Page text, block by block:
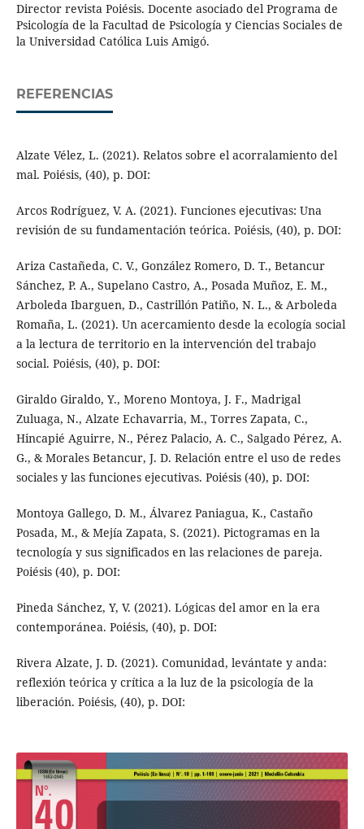
Director revista Poiésis. Docente asociado del Programa de
Psicología de la Facultad de Psicología y Ciencias Sociales de
la Universidad Católica Luis Amigó.
REFERENCIAS
Alzate Vélez, L. (2021). Relatos sobre el acorralamiento del
mal. Poiésis, (40), p. DOI:
Arcos Rodríguez, V. A. (2021). Funciones ejecutivas: Una
revisión de su fundamentación teórica. Poiésis, (40), p. DOI:
Ariza Castañeda, C. V., González Romero, D. T., Betancur
Sánchez, P. A., Supelano Castro, A., Posada Muñoz, E. M.,
Arboleda Ibarguen, D., Castrillón Patiño, N. L., & Arboleda
Romaña, L. (2021). Un acercamiento desde la ecología social
a la lectura de territorio en la intervención del trabajo
social. Poiésis, (40), p. DOI:
Giraldo Giraldo, Y., Moreno Montoya, J. F., Madrigal
Zuluaga, N., Alzate Echavarria, M., Torres Zapata, C.,
Hincapié Aguirre, N., Pérez Palacio, A. C., Salgado Pérez, A.
G., & Morales Betancur, J. D. Relación entre el uso de redes
sociales y las funciones ejecutivas. Poiésis (40), p. DOI:
Montoya Gallego, D. M., Álvarez Paniagua, K., Castaño
Posada, M., & Mejía Zapata, S. (2021). Pictogramas en la
tecnología y sus significados en las relaciones de pareja.
Poiésis (40), p. DOI:
Pineda Sánchez, Y, V. (2021). Lógicas del amor en la era
contemporánea. Poiésis, (40), p. DOI:
Rivera Alzate, J. D. (2021). Comunidad, levántate y anda:
reflexión teórica y crítica a la luz de la psicología de la
liberación. Poiésis, (40), p. DOI: